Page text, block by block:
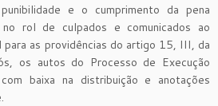
e o cumprimento da pena
rol de culpados e comunicados ao
para as providências do artigo 15, III, da
os autos do Processo de Execução
baixa na distribuição e anotações